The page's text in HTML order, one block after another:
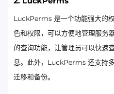
LuckPerms 是一个功能强大的
色和权限，可以方便地管理服务
的查询功能，让管理员可以快速
息。此外，LuckPerms 还支持
迁移和备份。